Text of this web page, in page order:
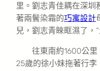
里。劉志青佳耦在深圳
著兩鬢染霜的巧寓設計
兒，劉志青睞眶濕了，
往東南約1600公里
25歲的徐小妹拖著行李